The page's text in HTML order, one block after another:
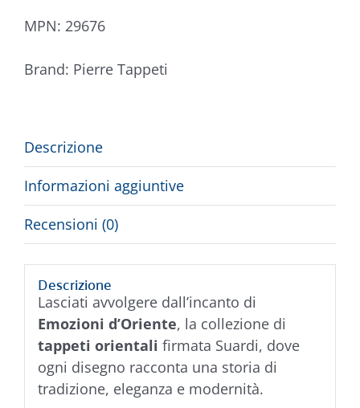
MPN: 29676
Brand: Pierre Tappeti
Descrizione
Informazioni aggiuntive
Recensioni (0)
Descrizione
Lasciati avvolgere dall’incanto di
Emozioni d’Oriente, la collezione di
tappeti orientali firmata Suardi, dove
ogni disegno racconta una storia di
tradizione, eleganza e modernità.